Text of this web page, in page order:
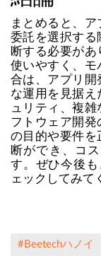
まとめると、
委託を選択する
断する必要があ
使いやすく、モ
合は、アプリ開
な運用を見据え
ュリティ、複
フトウェア開発
の目的や要件を
断ができ、コ
す。ぜひ今後も
ェックしてみて
#Beetechハノイ